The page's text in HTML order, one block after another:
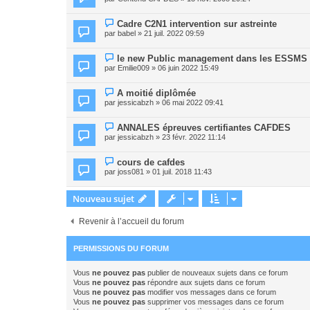
Cadre C2N1 intervention sur astreinte
par babel » 21 juil. 2022 09:59
le new Public management dans les ESSMS
par Emilie009 » 06 juin 2022 15:49
A moitié diplômée
par jessicabzh » 06 mai 2022 09:41
ANNALES épreuves certifiantes CAFDES
par jessicabzh » 23 févr. 2022 11:14
cours de cafdes
par joss081 » 01 juil. 2018 11:43
Nouveau sujet
Revenir à l’accueil du forum
PERMISSIONS DU FORUM
Vous ne pouvez pas publier de nouveaux sujets dans ce forum
Vous ne pouvez pas répondre aux sujets dans ce forum
Vous ne pouvez pas modifier vos messages dans ce forum
Vous ne pouvez pas supprimer vos messages dans ce forum